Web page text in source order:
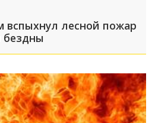
лесной пожар
бездны